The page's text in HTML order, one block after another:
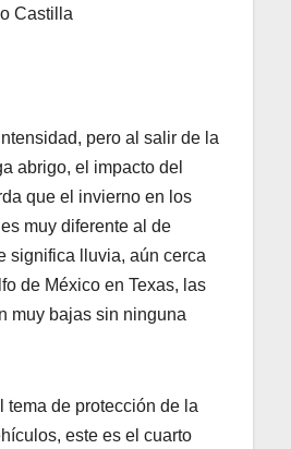
Castilla
pero al salir de la
abrigo, el impacto del
que el invierno en los
muy diferente al de
significa lluvia, aún cerca
de México en Texas, las
muy bajas sin ninguna
tema de protección de la
este es el cuarto